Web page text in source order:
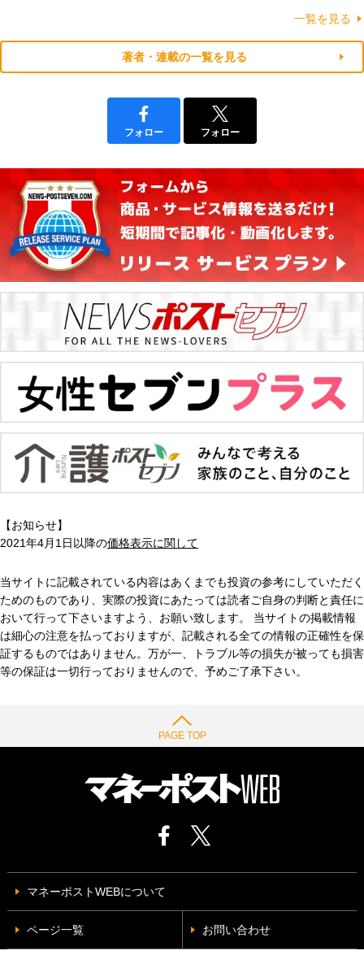
一覧を見る
著者・連載の一覧を見る
フォロー フォロー
【お知らせ】
2021年4月1日以降の価格表示に関して
当サイトに記載されている内容はあくまでも投資の参考にしていただく
ためのものであり、実際の投資にあたっては読者ご自身の判断と責任に
おいて行って下さいますよう、お願い致します。 当サイトの掲載情報
は細心の注意を払っておりますが、記載される全ての情報の正確性を保
証するものではありません。万が一、トラブル等の損失が被っても損害
等の保証は一切行っておりませんので、予めご了承下さい。
PAGE TOP
マネーポストWEBについて
ページ一覧 お問い合わせ